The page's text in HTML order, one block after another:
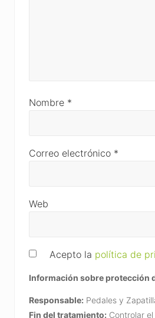
Nombre *
Correo electrónico *
Web
Acepto la política de
Información sobre protección
Responsable: Pedales y
Fin del tratamiento: Controlar